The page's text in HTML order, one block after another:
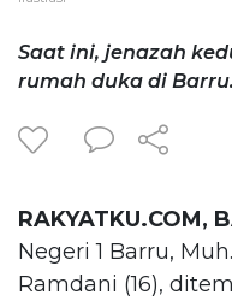
Saat ini, jenazah
rumah duka di Barru.
RAKYATKU.COM,
Negeri 1 Barru,
Ramdani (16),